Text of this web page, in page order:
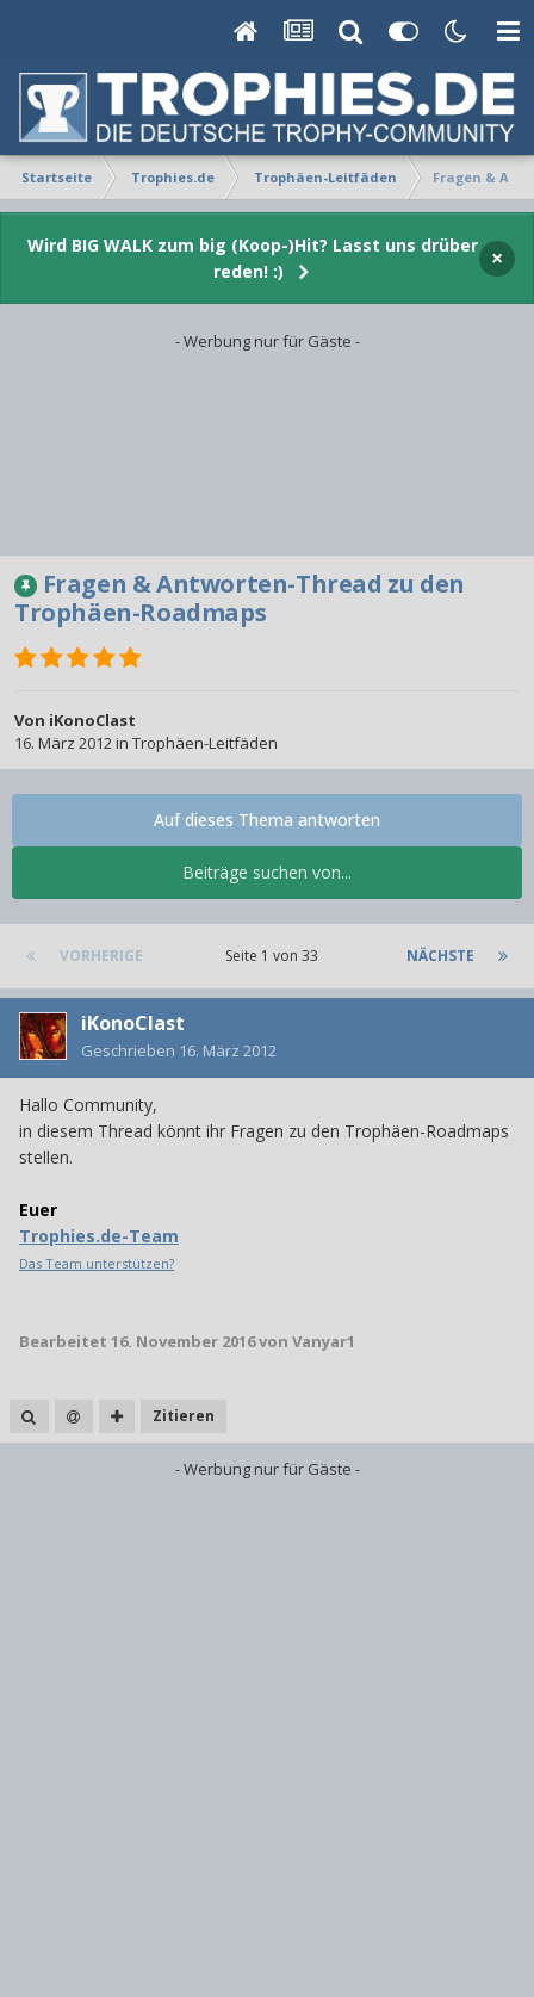
Startseite Trophies.de Trophäen-Leitfäden Fragen &
Wird BIG WALK zum big (Koop-)Hit? Lasst uns drüber
reden! :)
×
- Werbung nur für Gäste -
Fragen & Antworten-Thread zu den
Trophäen-Roadmaps
Von iKonoClast
16. März 2012in Trophäen-Leitfäden
Beiträge suchen von...
Auf dieses Thema antworten
VORHERIGE NÄCHSTE
Seite 1 von 33
iKonoClast
Geschrieben 16. März 2012
Hallo Community,
in diesem Thread könnt ihr Fragen zu den Trophäen-Roadmaps
stellen.
Euer
Trophies.de-Team
Das Team unterstützen?
Bearbeitet 16. November 2016von Vanyar1
Zitieren
- Werbung nur für Gäste -